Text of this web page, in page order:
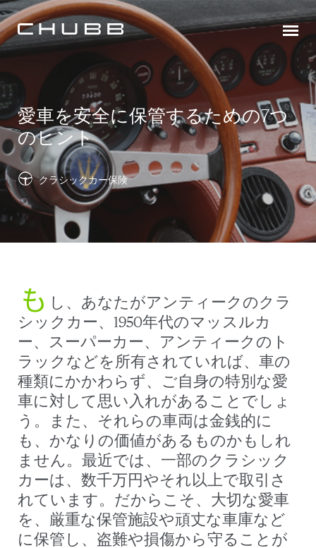
愛車を安全に保管するための7つ
のヒント
クラシックカー保険
も し、あなたがアンティークのクラ
シックカー、1950年代のマッスルカ
ー、スーパーカー、アンティークのト
ラックなどを所有されていれば、車の
種類にかかわらず、ご自身の特別な愛
車に対して思い入れがあることでしょ
う。また、それらの車両は金銭的に
も、かなりの価値があるものかもしれ
ません。最近では、一部のクラシック
カーは、数千万円やそれ以上で取引さ
れています。だからこそ、大切な愛車
を、厳重な保管施設や頑丈な車庫など
に保管し、盗難や損傷から守ることが